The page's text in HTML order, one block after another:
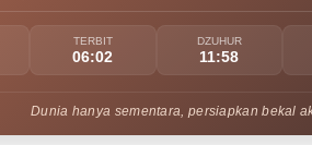
TERBIT
06:02
DZUHUR
11:58
Dunia hanya sementara, persiapkan bekal